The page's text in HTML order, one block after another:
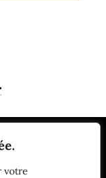
votre